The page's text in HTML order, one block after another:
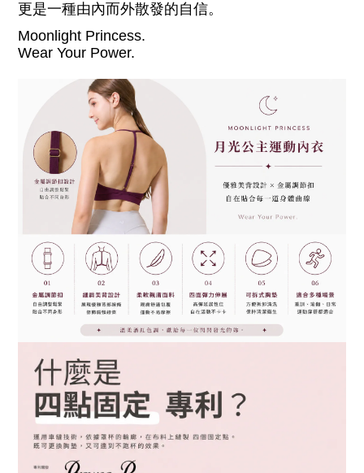
更是一種由內而外散發的自信。
Moonlight Princess.
Wear Your Power.